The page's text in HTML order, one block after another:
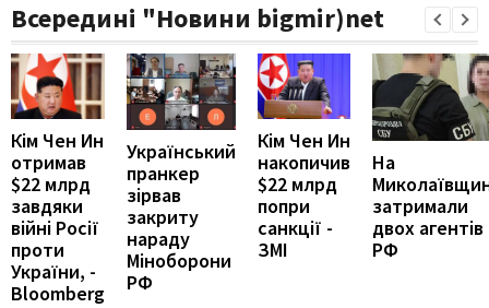
Всередині "Новини bigmir)net
Кім Чен Ин
отримав
$22 млрд
завдяки
війні Росії
проти
України, -
Bloomberg
Український
пранкер
зірвав
закриту
нараду
Міноборони
РФ
Кім Чен Ин
накопичив
$22 млрд
попри
санкції -
ЗМІ
На
затримали
двох агентів
РФ